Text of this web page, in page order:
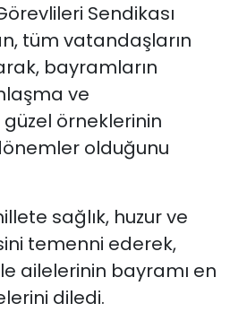
Sendikası
tüm vatandaşların
bayramların
ve
örneklerinin
olduğunu
sağlık, huzur ve
temenni ederek,
ailelerinin bayramı en
diledi.